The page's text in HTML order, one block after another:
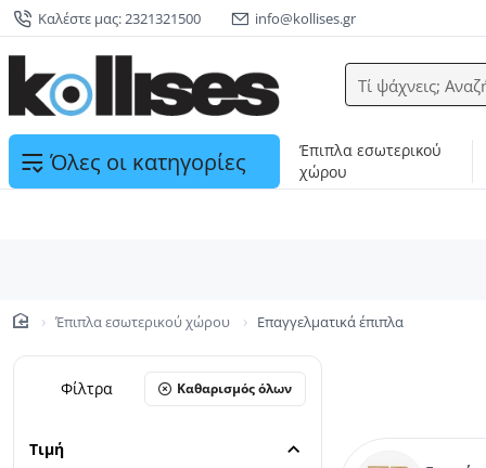
Καλέστε μας: 2321321500 info@kollises.gr
Τί ψάχνεις;
Όλες οι κατηγορίες
Έπιπλα εσωτερικού
χώρου
Έπιπλα εσωτερικού χώρου Επαγγελματικά έπιπλα
Φίλτρα Καθαρισμός όλων
Τιμή